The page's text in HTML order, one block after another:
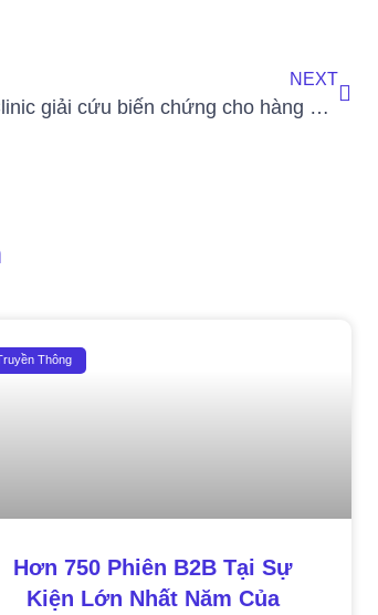
NEXT
DRH Clinic giải cứu biến chứng cho hàng ngàn bệnh nhân, dấu ấn năm 2022
Thông
Hơn 750 Phiên B2B Tại Sự
Kiện Lớn Nhất Năm Của